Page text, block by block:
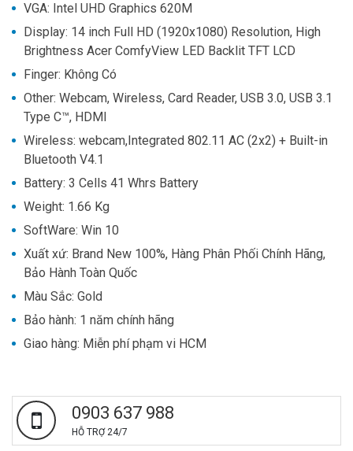
VGA: Intel UHD Graphics 620M
Display: 14 inch Full HD (1920x1080) Resolution, High
Brightness Acer ComfyView LED Backlit TFT LCD
Finger: Không Có
Other: Webcam, Wireless, Card Reader, USB 3.0, USB 3.1
Type C™, HDMI
Wireless: webcam,Integrated 802.11 AC (2x2) + Built-in
Bluetooth V4.1
Battery: 3 Cells 41 Whrs Battery
Weight: 1.66 Kg
SoftWare: Win 10
Xuất xứ: Brand New 100%, Hàng Phân Phối Chính Hãng,
Bảo Hành Toàn Quốc
Màu Sắc: Gold
Bảo hành: 1 năm chính hãng
Giao hàng: Miễn phí phạm vi HCM
0903 637 988
HỖ TRỢ 24/7